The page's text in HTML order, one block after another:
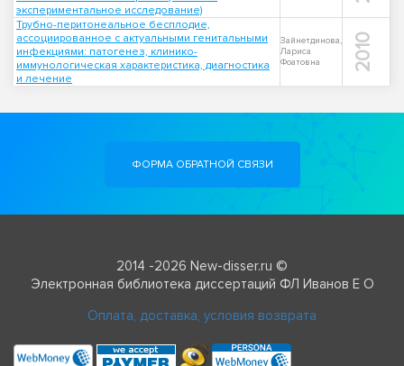
экспериментальное исследование)
Трубно-перитонеальное бесплодие,
ассоциированное с актуальными генитальными
инфекциями: патогенез, клинико-
иммунологическая характеристика, диагностика
и лечение
Зайнетдинова,
Лариса
Фоатовна
2010
ФОРМА ОБРАТНОЙ СВЯЗИ
2014 -2026 New-disser.ru ©
Электронная библиотека диссертаций ФЛ Иванов Е О
Оплата, доставка, условия возврата